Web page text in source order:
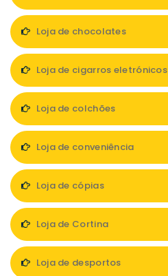
Loja de chocolates
Loja de cigarros eletrónicos
Loja de colchões
Loja de conveniência
Loja de cópias
Loja de Cortina
Loja de desportos